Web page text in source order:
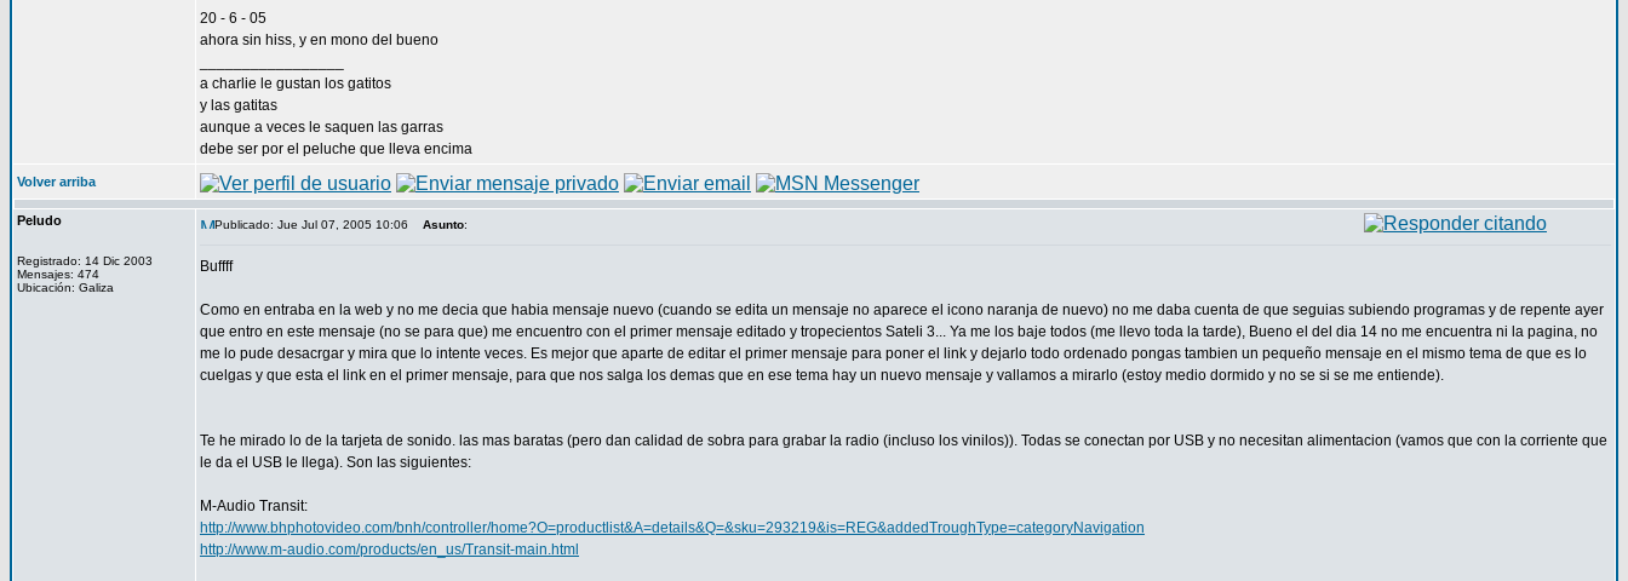
20 - 6 - 05
ahora sin hiss, y en mono del bueno
a charlie le gustan los gatitos
y las gatitas
aunque a veces le saquen las garras
debe ser por el peluche que lleva encima
Volver arriba
Peludo
Registrado: 14 Dic 2003
Mensajes: 474
Ubicación: Galiza
Publicado: Jue Jul 07, 2005 10:06 Asunto:
Buffff
Como en entraba en la web y no me decia que habia mensaje nuevo (cuando se edita un mensaje no aparece el icono naranja de nuevo) no me daba cuenta de que seguias subiendo programas y de repente ayer
que entro en este mensaje (no se para que) me encuentro con el primer mensaje editado y tropecientos Sateli 3... Ya me los baje todos (me llevo toda la tarde), Bueno el del dia 14 no me encuentra ni la pagina, no
me lo pude desacrgar y mira que lo intente veces. Es mejor que aparte de editar el primer mensaje para poner el link y dejarlo todo ordenado pongas tambien un pequeño mensaje en el mismo tema de que es lo
cuelgas y que esta el link en el primer mensaje, para que nos salga los demas que en ese tema hay un nuevo mensaje y vallamos a mirarlo (estoy medio dormido y no se si se me entiende).
Te he mirado lo de la tarjeta de sonido. las mas baratas (pero dan calidad de sobra para grabar la radio (incluso los vinilos)). Todas se conectan por USB y no necesitan alimentacion (vamos que con la corriente que
le da el USB le llega). Son las siguientes:
M-Audio Transit:
http://www.bhphotovideo.com/bnh/controller/home?O=productlist&A=details&Q=&sku=293219&is=REG&addedTroughType=categoryNavigation
http://www.m-audio.com/products/en_us/Transit-main.html